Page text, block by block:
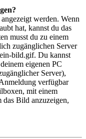
werden. Wenn
hat, kannst du das
musst du zu einem
zugänglichen Server
bild.gif. Du kannst
eigenen PC
Server),
verfügbar
mit einem
das Bild anzuzeigen,